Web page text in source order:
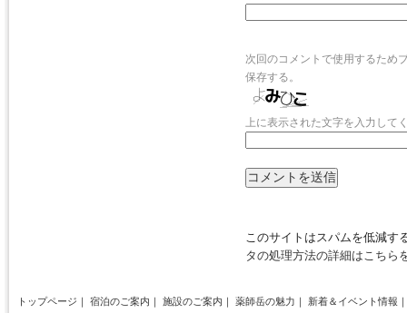
次回のコメントで使用するため
保存する。
上に表示された文字を入力して
このサイトはスパムを低減す
タの処理方法の詳細はこちら
トップページ ｜ 宿泊のご案内 ｜ 施設のご案内 ｜ 薬師岳の魅力 ｜ 新着＆イベント情報 ｜